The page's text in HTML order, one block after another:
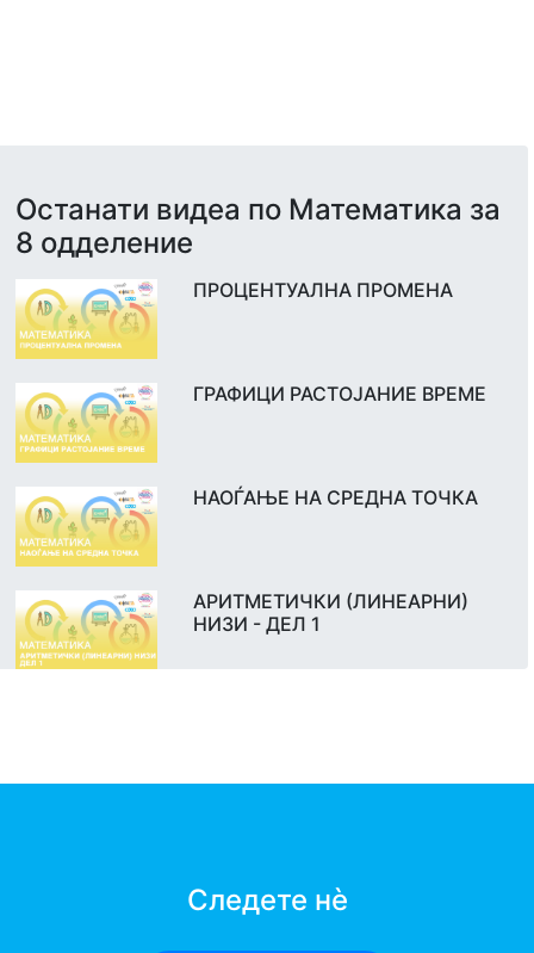
Останати видеа по Математика за
8 одделение
ПРОЦЕНТУАЛНА ПРОМЕНА
ГРАФИЦИ РАСТОЈАНИЕ ВРЕМЕ
НАОЃАЊЕ НА СРЕДНА ТОЧКА
АРИТМЕТИЧКИ (ЛИНЕАРНИ)
НИЗИ - ДЕЛ 1
Следете нè